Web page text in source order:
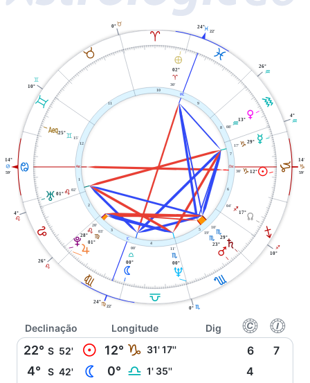
A
B
C
D
E
F
G
H
I
J
K
L
1
W
2
3
4
j
5
6
7
i
8
9
10
X
11
12
D
14°
59'
E
4°
E
26°
F
24°
22' H
0°
I
10°
J
14°
59'
K
4°
K
26°
L
24°
22'
B
0°
C
10°
T 01°E 02'
V
28°
E
20'
R
01°
F
03'
N
00°
G
00'
U
00°
H
11' Q
23°
H
19'
S
29°
H
10'
Y
17°
I
04'
M
12°
J
30'
O
29°
J
17'
P
13°
K
08'
È
02°
A
30'
l25° C 15'
Declinação Longitude Dig f g
22° S 52' M 12° J 31' 17'' 6 7
4° S 42' N 0° G 1' 35'' 4